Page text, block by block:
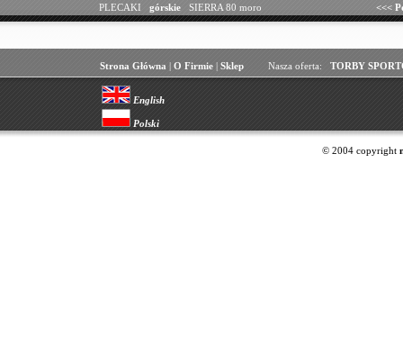
PLECAKI górskie SIERRA 80 moro <<<
Strona Główna O Firmie Sklep Nasza oferta: TORBY
English
Polski
© 2004 copyright